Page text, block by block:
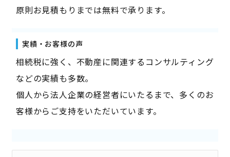
原則お見積もりまでは無料で承ります。
実績・お客様の声
相続税に強く、不動産に関連するコンサルティング
などの実績も多数。
個人から法人企業の経営者にいたるまで、多くのお
客様からご支持をいただいています。